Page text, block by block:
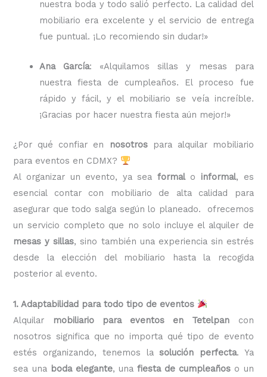
nuestra boda y todo salió perfecto. La calidad del
mobiliario era excelente y el servicio de entrega
fue puntual. ¡Lo recomiendo sin dudar!»
Ana García: «Alquilamos sillas y mesas para
nuestra fiesta de cumpleaños. El proceso fue
rápido y fácil, y el mobiliario se veía increíble.
¡Gracias por hacer nuestra fiesta aún mejor!»
¿Por qué confiar en nosotrospara alquilar mobiliario
para eventos en CDMX?
Al organizar un evento, ya sea formalo informal, es
esencial contar con mobiliario de alta calidad para
asegurar que todo salga según lo planeado. ofrecemos
un servicio completo que no solo incluye el alquiler de
mesas y sillas, sino también una experiencia sin estrés
desde la elección del mobiliario hasta la recogida
posterior al evento.
1. Adaptabilidad para todo tipo de eventos
Alquilar
mobiliario para eventos en Tetelpan con
nosotros significa que no importa qué tipo de evento
estés organizando, tenemos lasolución perfecta. Ya
sea una boda elegante, unafiesta de cumpleaños o un